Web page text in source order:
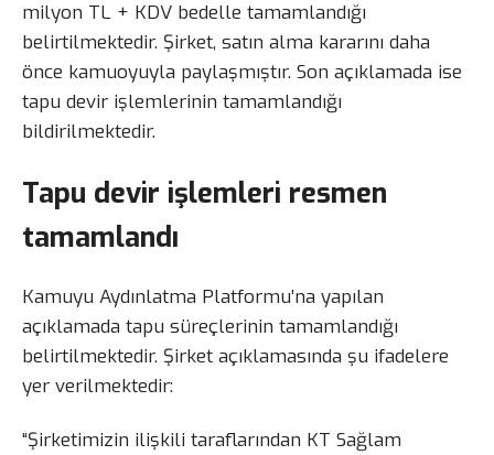
milyon TL + KDV bedelle tamamlandığı
belirtilmektedir. Şirket, satın alma kararını daha
önce kamuoyuyla paylaşmıştır. Son açıklamada ise
tapu devir işlemlerinin tamamlandığı
bildirilmektedir.
Tapu devir işlemleri resmen
tamamlandı
Kamuyu Aydınlatma Platformu’na yapılan
açıklamada tapu süreçlerinin tamamlandığı
belirtilmektedir. Şirket açıklamasında şu ifadelere
yer verilmektedir:
“Şirketimizin ilişkili taraflarından KT Sağlam